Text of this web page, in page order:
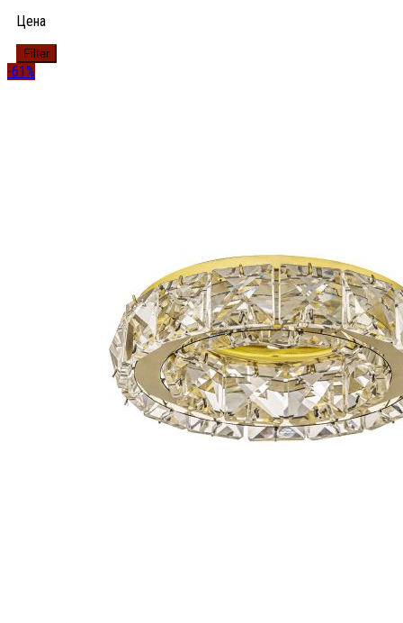
Цена
Filter
-61%